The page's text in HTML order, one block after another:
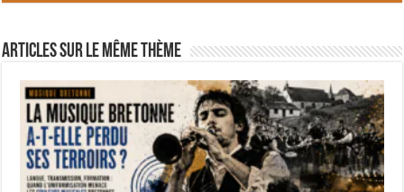
Articles sur le même thème